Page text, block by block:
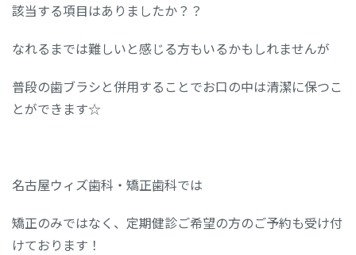
該当する項目はありましたか？？
なれるまでは難しいと感じる方もいるかもしれませんが
普段の歯ブラシと併用することでお口の中は清潔に保つこ
とができます☆
名古屋ウィズ歯科・矯正歯科では
矯正のみではなく、定期健診ご希望の方のご予約も受け付
けております！